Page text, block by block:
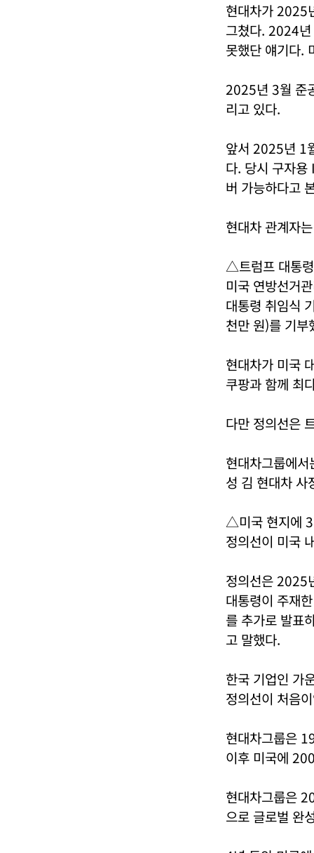
현대차가 2025
그쳤다. 2024
못했단 얘기다.
2025년 3월 준
리고 있다.
앞서 2025년 1
다. 당시 구자
버 가능하다고
현대차 관계자
△트럼프 대통
미국 연방선거
대통령 취임식
천만 원)를 기부
현대차가 미국
쿠팡과 함께 최
다만 정의선은
현대차그룹에
성 김 현대차 사
△미국 현지에
정의선이 미국
정의선은 2025
대통령이 주재
를 추가로 발표
고 말했다.
한국 기업인 가
정의선이 처음
현대차그룹은
이후 미국에
현대차그룹은
으로 글로벌 완